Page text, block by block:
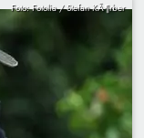
Foto: Fotolia / Stefan KÃ¶rber